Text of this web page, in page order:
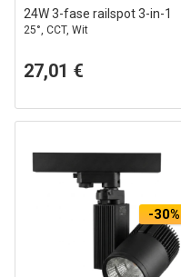
24W 3-fase railspot 3-in-1
25°, CCT, Wit
27,01 €
-30%